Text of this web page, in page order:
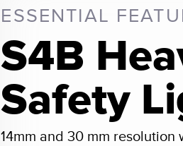
ESSENTIAL
S4B
Safety
14mm and 30 mm